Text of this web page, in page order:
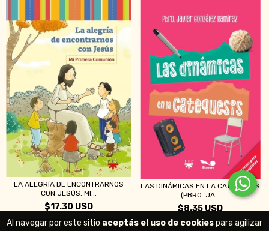
Al navegar por este sitio aceptás el uso de cookiespara agilizar
LA ALEGRÍA DE ENCONTRARNOS
CON JESÚS. MI...
$17.30 USD
LAS DINÁMICAS EN LA CATEQUESIS
(PBRO. JA...
$8.35 USD